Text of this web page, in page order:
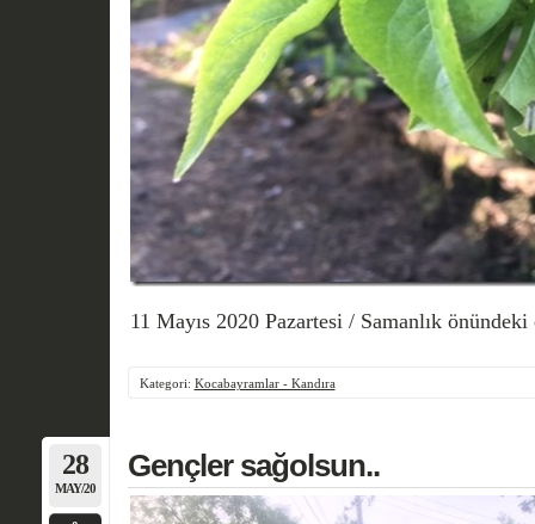
11 Mayıs 2020 Pazartesi / Samanlık
Kategori: Kocabayramlar - Kandıra
28
MAY/20
Gençler sağolsun..